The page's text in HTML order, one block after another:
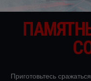
Приготовьтесь